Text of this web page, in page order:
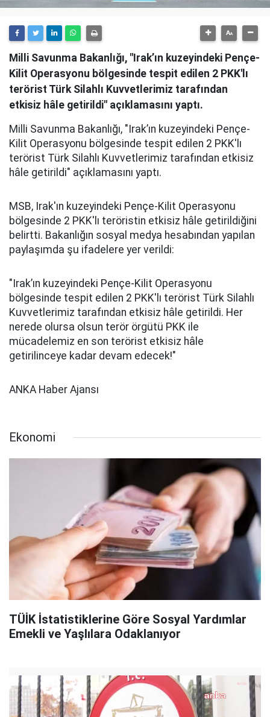
Milli Savunma Bakanlığı, "Irak’ın kuzeyindeki Pençe-
Kilit Operasyonu bölgesinde tespit edilen 2 PKK'lı
terörist Türk Silahlı Kuvvetlerimiz tarafından
etkisiz hâle getirildi" açıklamasını yaptı.
Milli Savunma Bakanlığı, "Irak’ın kuzeyindeki Pençe-
Kilit Operasyonu bölgesinde tespit edilen 2 PKK'lı
terörist Türk Silahlı Kuvvetlerimiz tarafından etkisiz
hâle getirildi" açıklamasını yaptı.
MSB, Irak'ın kuzeyindeki Pençe-Kilit Operasyonu
bölgesinde 2 PKK'lı teröristin etkisiz hâle getirildiğini
belirtti. Bakanlığın sosyal medya hesabından yapılan
paylaşımda şu ifadelere yer verildi:
"Irak’ın kuzeyindeki Pençe-Kilit Operasyonu
bölgesinde tespit edilen 2 PKK'lı terörist Türk Silahlı
Kuvvetlerimiz tarafından etkisiz hâle getirildi. Her
nerede olursa olsun terör örgütü PKK ile
mücadelemiz en son terörist etkisiz hâle
getirilinceye kadar devam edecek!"
ANKA Haber Ajansı
Ekonomi
TÜİK İstatistiklerine Göre Sosyal Yardımlar
Emekli ve Yaşlılara Odaklanıyor